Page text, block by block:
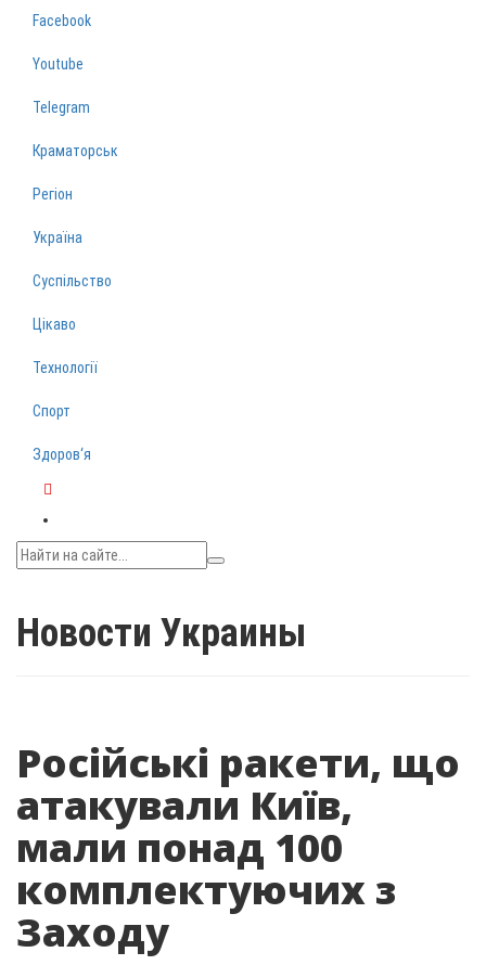
Facebook
Youtube
Telegram
Краматорськ
Регіон
Україна
Суспільство
Цікаво
Технології
Спорт
Здоров‘я
Новости Украины
Російські ракети, що
атакували Київ,
мали понад 100
комплектуючих з
Заходу